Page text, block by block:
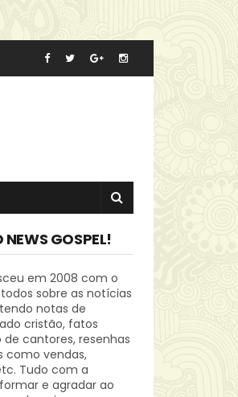
GOSPEL!
em 2008 com o
sobre as notícias
notas de
cristão, fatos
cantores, resenhas
como vendas,
Tudo com a
e agradar ao